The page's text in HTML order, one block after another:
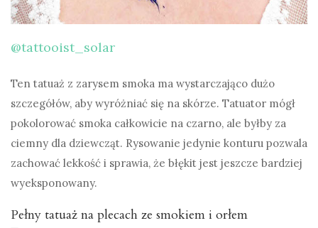
@tattooist_solar
Ten tatuaż z zarysem smoka ma wystarczająco dużo
szczegółów, aby wyróżniać się na skórze. Tatuator mógł
pokolorować smoka całkowicie na czarno, ale byłby za
ciemny dla dziewcząt. Rysowanie jedynie konturu pozwala
zachować lekkość i sprawia, że ​​błękit jest jeszcze bardziej
wyeksponowany.
Pełny tatuaż na plecach ze smokiem i orłem